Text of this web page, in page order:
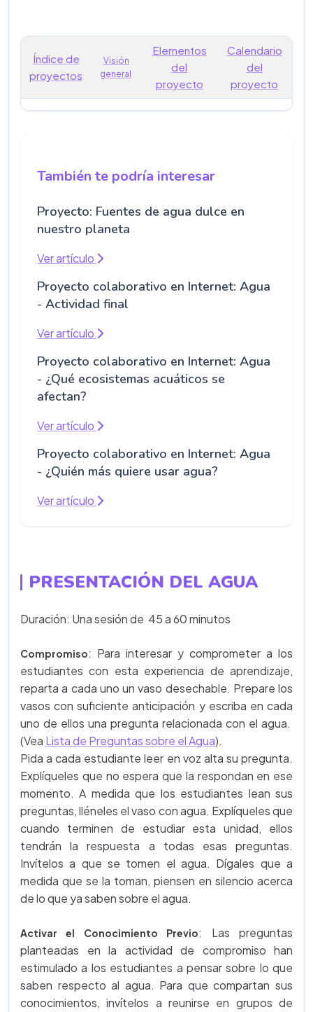
Índice de
proyectos
Visión
general
Elementos
del
proyecto
Calendario
del
proyecto
También te podría interesar
Proyecto: Fuentes de agua dulce en
nuestro planeta
Ver artículo
Proyecto colaborativo en Internet: Agua
- Actividad final
Ver artículo
Proyecto colaborativo en Internet: Agua
- ¿Qué ecosistemas acuáticos se
afectan?
Ver artículo
Proyecto colaborativo en Internet: Agua
- ¿Quién más quiere usar agua?
Ver artículo
PRESENTACIÓN DEL AGUA
Duración: Una sesión de 45 a 60 minutos
Compromiso: Para interesar y comprometer a los
estudiantes con esta experiencia de aprendizaje,
reparta a cada uno un vaso desechable. Prepare los
vasos con suficiente anticipación y escriba en cada
uno de ellos una pregunta relacionada con el agua.
(Vea Lista de Preguntas sobre el Agua).
Pida a cada estudiante leer en voz alta su pregunta.
Explíqueles que no espera que la respondan en ese
momento. A medida que los estudiantes lean sus
preguntas, lléneles el vaso con agua. Explíqueles que
cuando terminen de estudiar esta unidad, ellos
tendrán la respuesta a todas esas preguntas.
Invítelos a que se tomen el agua. Dígales que a
medida que se la toman, piensen en silencio acerca
de lo que ya saben sobre el agua.
Activar el Conocimiento Previo:
Las preguntas
planteadas en la actividad de compromiso han
estimulado a los estudiantes a pensar sobre lo que
saben respecto al agua. Para que compartan sus
conocimientos, invítelos a reunirse en grupos de